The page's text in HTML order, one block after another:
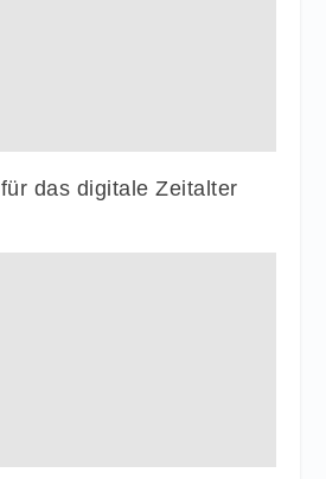
das digitale Zeitalter